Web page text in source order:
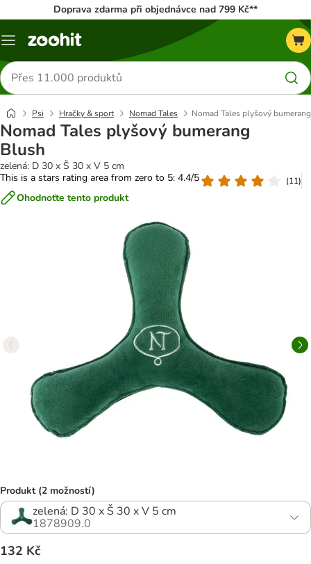
Doprava zdarma při objednávce nad 799 Kč**
Menu
Hledat
produkty
Psi Hračky & sport Nomad Tales Nomad Tales plyšový
Nomad Tales plyšový bumerang
Blush
zelená: D 30 x Š 30 x V 5 cm
This is a stars rating area from zero to 5: 4.4/5
(11)
Ohodnoťte tento produkt
Produkt (2 možností)
zelená: D 30 x Š 30 x V 5 cm
1878909.0
132 Kč